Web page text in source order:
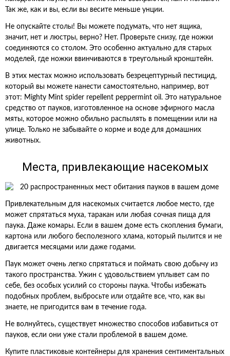
Так же, как и вы, если вы весите меньше унции.
Не опускайте столы! Вы можете подумать, что нет ящика,
значит, нет и люстры, верно? Нет. Проверьте снизу, где ножки
соединяются со столом. Это особенно актуально для старых
моделей, где ножки ввинчиваются в треугольный кронштейн.
В этих местах можно использовать безрецептурный пестицид,
который вы можете нанести самостоятельно, например, вот
этот: Mighty Mint spider repellent peppermint oil. Это натуральное
средство от пауков, изготовленное на основе эфирного масла
мяты, которое можно обильно распылять в помещении или на
улице. Только не забывайте о корме и воде для домашних
животных.
Места, привлекающие насекомых
Привлекательным для насекомых считается любое место, где
может спрятаться муха, таракан или любая сочная пища для
паука. Даже комары. Если в вашем доме есть скопления бумаги,
картона или любого бесполезного хлама, который пылится и не
двигается месяцами или даже годами.
Паук может очень легко спрятаться и поймать свою добычу из
такого пространства. Ужин с удовольствием уплывет сам по
себе, без особых усилий со стороны паука. Чтобы избежать
подобных проблем, выбросьте или отдайте все, что, как вы
знаете, не пригодится вам в течение года.
Не волнуйтесь, существует множество способов избавиться от
пауков, если они уже стали проблемой в вашем доме.
Купите пластиковые контейнеры для хранения сентиментальных